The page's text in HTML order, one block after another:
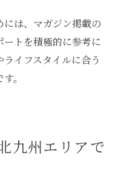
は、マガジン掲載の
ートを積極的に参考に
イフスタイルに合う
。
九州エリアで